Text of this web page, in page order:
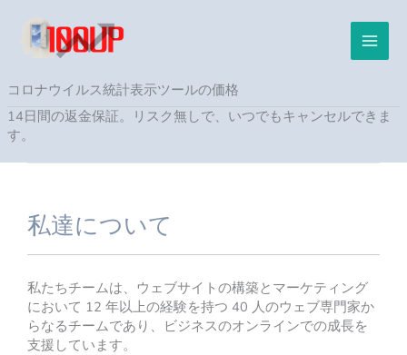
キ
ッ
プ
コロナウイルス統計表示ツールの価格
14日間の返金保証。リスク無しで、いつでもキャンセルできま
す。
私達について
私たちチームは、ウェブサイトの構築とマーケティング
において 12 年以上の経験を持つ 40 人のウェブ専門家か
らなるチームであり、ビジネスのオンラインでの成長を
支援しています。